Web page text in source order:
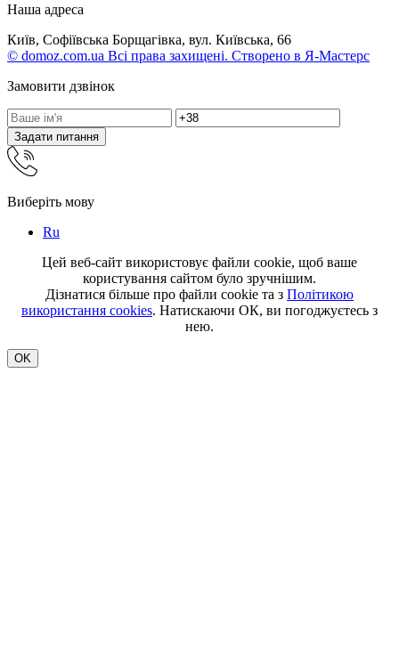
Наша адреса
Київ, Софіївська Борщагівка, вул. Київська, 66
© domoz.com.ua Всі права захищені. Створено в Я-Мастерс
Замовити дзвінок
Задати питання
Виберіть мову
Ru
Цей веб-сайт використовує файли cookie, щоб ваше
користування сайтом було зручнішим.
Дізнатися більше про файли cookie та з Політикою
використання cookies. Натискаючи ОК, ви погоджуєтесь з
нею.
OK